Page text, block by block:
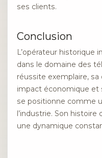
ses clients.
Conclusion
L’opérateur historique
dans le domaine des
réussite exemplaire, sa
impact économique et
se positionne comme
l’industrie. Son histoire
une dynamique